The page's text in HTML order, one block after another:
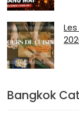
Bangkok